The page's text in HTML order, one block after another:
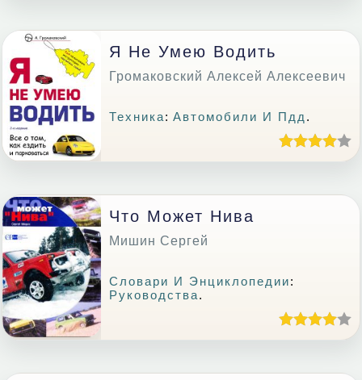
Я Не Умею Водить
Громаковский Алексей Алексеевич
Техника:Автомобили И Пдд .
Что Может Нива
Мишин Сергей
Словари И Энциклопедии:
Руководства.